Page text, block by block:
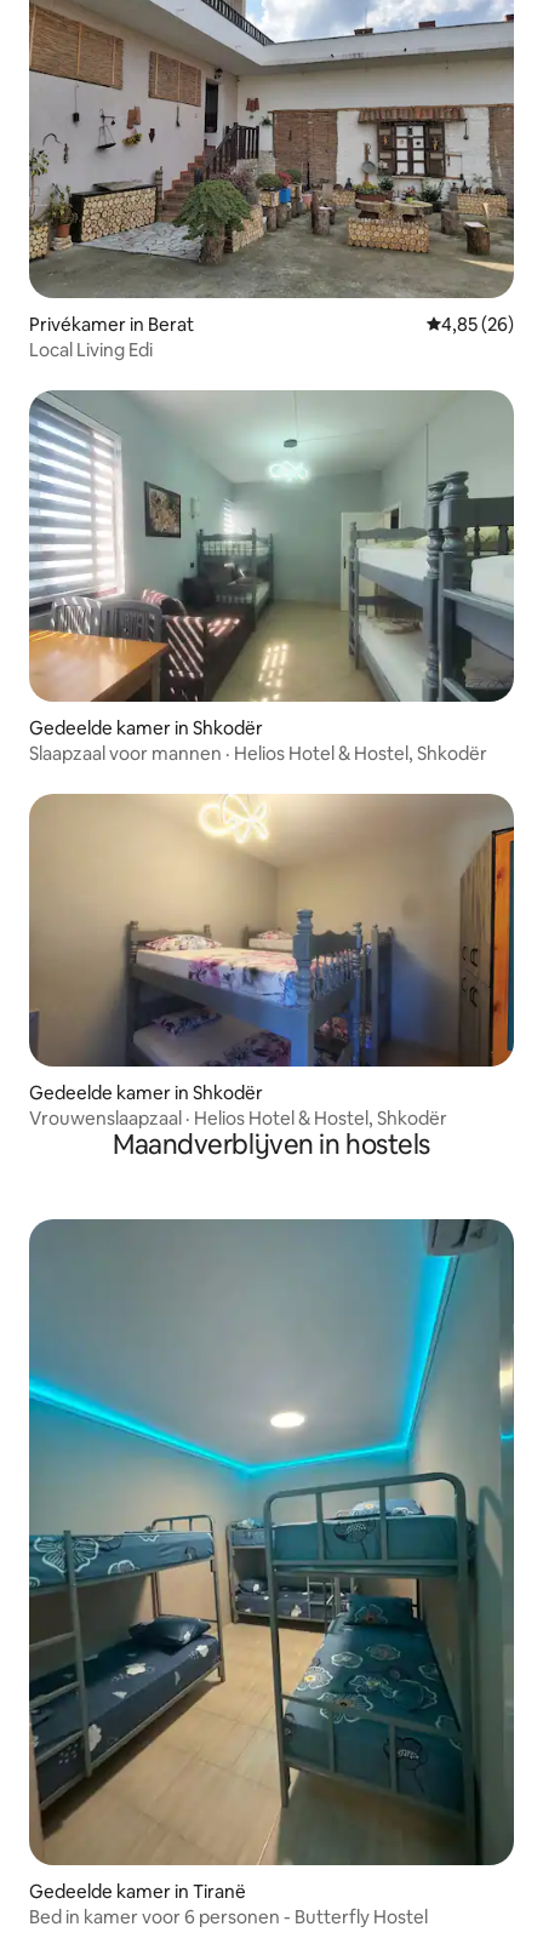
Privékamer in Berat Gemiddelde
4,85 (26)
Local Living Edi
Gedeelde kamer in Shkodër
Slaapzaal voor mannen · Helios Hotel & Hostel, Shkodër
Gedeelde kamer in Shkodër
Vrouwenslaapzaal · Helios Hotel & Hostel, Shkodër
Maandverblijven in hostels
Gedeelde kamer in Tiranë
Bed in kamer voor 6 personen - Butterfly Hostel